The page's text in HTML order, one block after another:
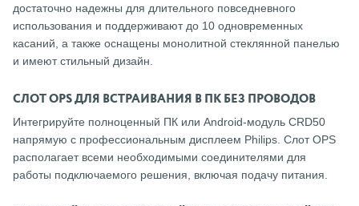
достаточно надежны для длительного повседневного
использования и поддерживают до 10 одновременных
касаний, а также оснащены монолитной стеклянной панелью
и имеют стильный дизайн.
СЛОТ OPS ДЛЯ ВСТРАИВАНИЯ В ПК БЕЗ ПРОВОДОВ
Интегрируйте полноценный ПК или Android-модуль CRD50
напрямую с профессиональным дисплеем Philips. Слот OPS
располагает всеми необходимыми соединителями для
работы подключаемого решения, включая подачу питания.